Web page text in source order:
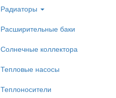
Радиаторы
Расширительные баки
Солнечные коллектора
Тепловые насосы
Теплоносители